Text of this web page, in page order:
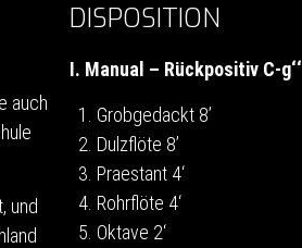
auch
und
DISPOSITION
I. Manual – Rückpositiv C-
1. Grobgedackt 8’
2. Dulzflöte 8’
3. Praestant 4‘
4. Rohrflöte 4‘
5. Oktave 2‘